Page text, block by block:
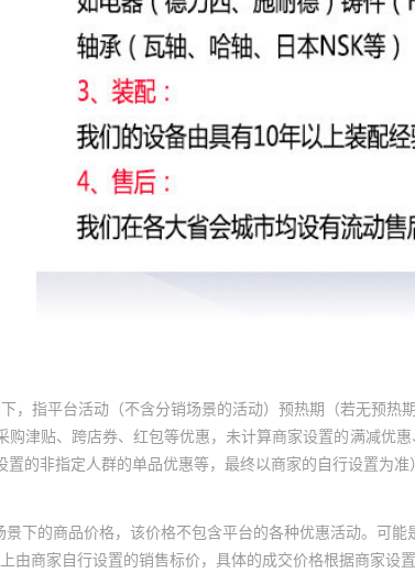
下，指平台活动（不含分销场景的活动）预热期（若无预
购津贴、跨店券、红包等优惠，未计算商家设置的满减优
的非指定人群的单品优惠等，最终以商家的自行设置为
下的商品价格，该价格不包含平台的各种优惠活动。可
由商家自行设置的销售标价，具体的成交价格根据商家设